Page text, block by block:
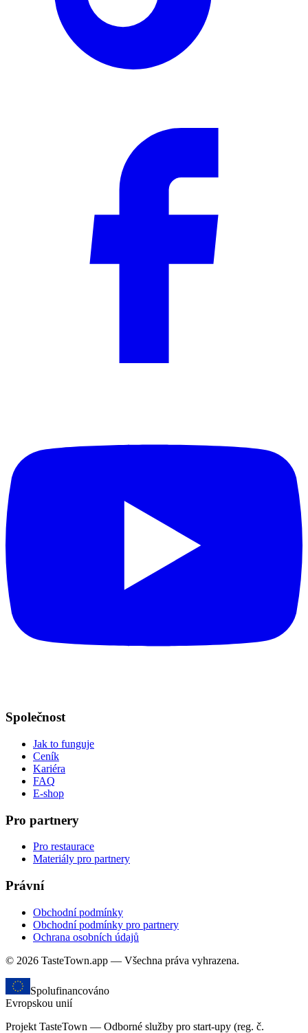
Společnost
Jak to funguje
Ceník
Kariéra
FAQ
E-shop
Pro partnery
Pro restaurace
Materiály pro partnery
Právní
Obchodní podmínky
Obchodní podmínky pro partnery
Ochrana osobních údajů
© 2026 TasteTown.app — Všechna práva vyhrazena.
Spolufinancováno
Evropskou unií
Projekt TasteTown — Odborné služby pro start-upy (reg. č.